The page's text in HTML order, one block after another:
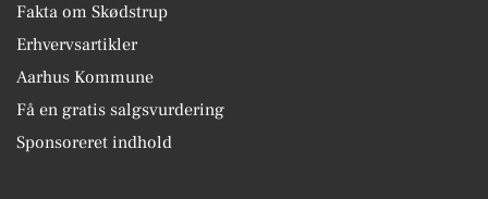
Fakta om Skødstrup
Erhvervsartikler
Aarhus Kommune
Få en gratis salgsvurdering
Sponsoreret indhold